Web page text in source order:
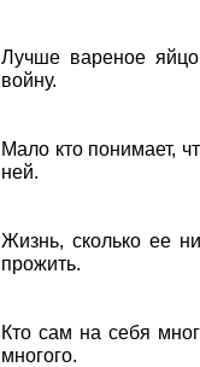
Лучше вареное
войну.
Мало кто понимает,
ней.
Жизнь, сколько ее
прожить.
Кто сам на себя
многого.